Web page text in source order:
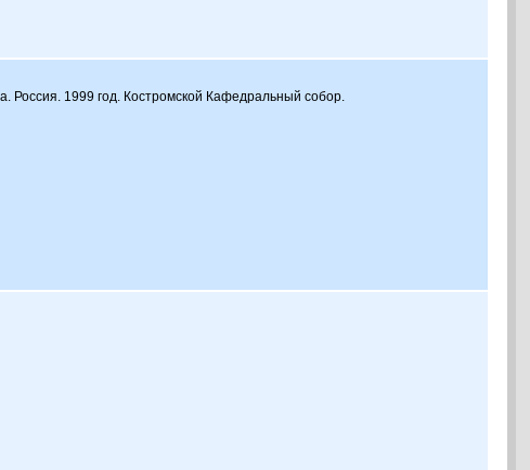
Россия. 1999 год. Костромской Кафедральный собор.